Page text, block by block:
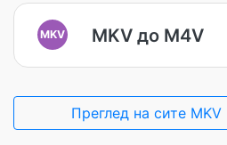
MKV MKV до M4V
Преглед на сите